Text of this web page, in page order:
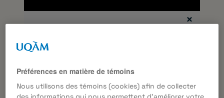
publicitaires pour afficher les vidéos
Préférences des témoins
Préférences en matière de témoins
Nous utilisons des témoins (cookies) afin de collecter